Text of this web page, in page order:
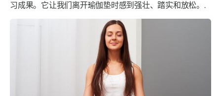
习成果。它让我们离开瑜伽垫时感到强壮、踏实和放松。.